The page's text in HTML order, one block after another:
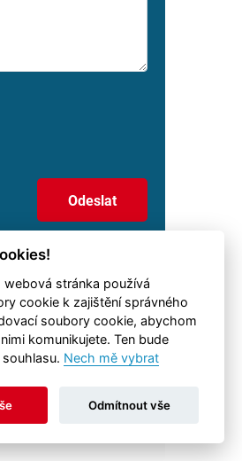
subjekty
webová stránka používá
cookie k zajištění správného
soubory cookie, abychom
komunikujete. Ten bude
Nech mě vybrat
Odmítnout vše